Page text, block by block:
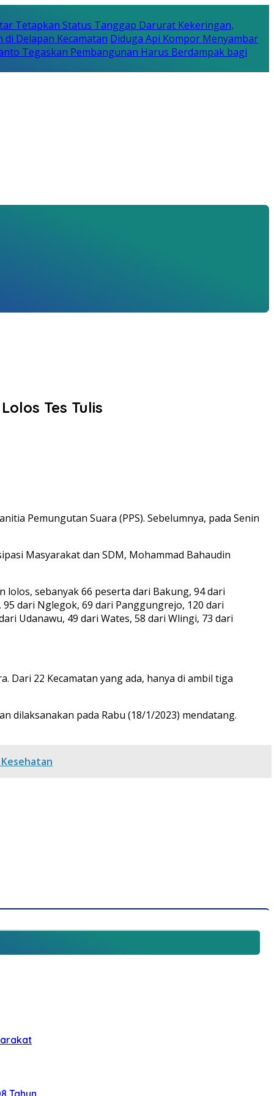
Tetapkan Status Tanggap Darurat Kekeringan,
Delapan Kecamatan Diduga Api Kompor Menyambar
Tegaskan Pembangunan Harus Berdampak bagi
Tes Tulis
Pemungutan Suara (PPS). Sebelumnya, pada Senin
Masyarakat dan SDM, Mohammad Bahaudin
sebanyak 66 peserta dari Bakung, 94 dari
dari Nglegok, 69 dari Panggungrejo, 120 dari
Udanawu, 49 dari Wates, 58 dari Wlingi, 73 dari
Dari 22 Kecamatan yang ada, hanya di ambil tiga
dilaksanakan pada Rabu (18/1/2023) mendatang.
Tahun